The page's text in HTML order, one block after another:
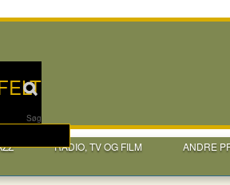
Søg
RADIO, TV OG FILM
ANDRE